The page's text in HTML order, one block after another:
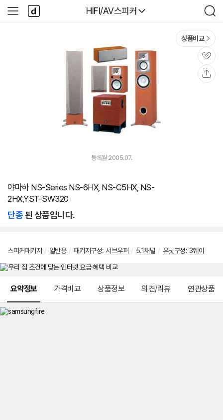
다나와
HIFI/AV스피커
검
색
사
이
다
나
와
상품비교
관
심
등록월 2005.07.
야마하 NS-Series NS-6HX, NS-C5HX, NS-
2HX,YST-SW320
단종된 상품입니다.
스피커패키지 / 일반용 / 패키지구성: 서브우퍼 / 5.1채널 / 유닛구성: 3웨이
요약정보 가격비교 상품정보 의견/리뷰 연관상품